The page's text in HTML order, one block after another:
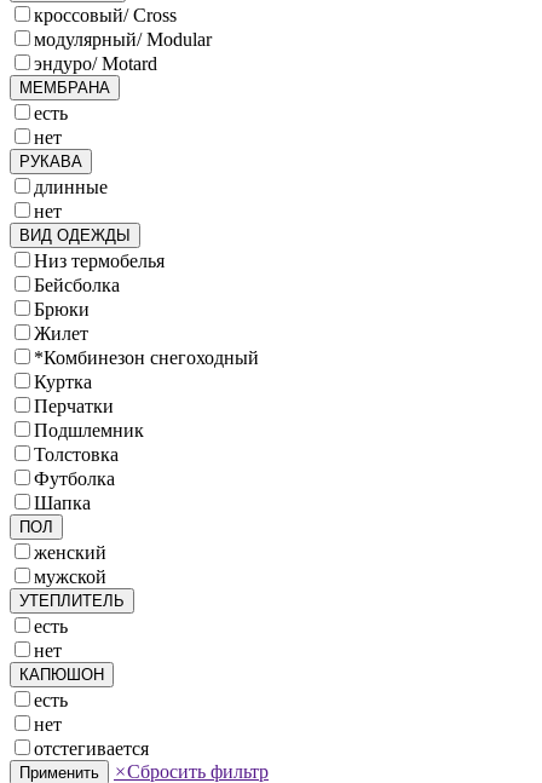
кроссовый/ Cross
модулярный/ Modular
эндуро/ Motard
МЕМБРАНА
есть
нет
РУКАВА
длинные
нет
ВИД ОДЕЖДЫ
Низ термобелья
Бейсболка
Брюки
Жилет
*Комбинезон снегоходный
Куртка
Перчатки
Подшлемник
Толстовка
Футболка
Шапка
ПОЛ
женский
мужской
УТЕПЛИТЕЛЬ
есть
нет
КАПЮШОН
есть
нет
отстегивается
Применить ×Сбросить фильтр